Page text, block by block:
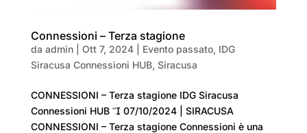
Connessioni – Terza stagione
da admin| Ott 7, 2024| Evento passato, IDG
Siracusa Connessioni HUB, Siracusa
CONNESSIONI – Terza stagione IDG Siracusa
Connessioni HUB  07/10/2024 | SIRACUSA
CONNESSIONI – Terza stagione Connessioni è una